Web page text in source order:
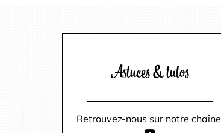
Astuces & tutos
Retrouvez-nous sur notre chaîne